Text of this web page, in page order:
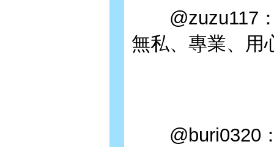
@zuzu117：
無私、專業、用
@buri0320：